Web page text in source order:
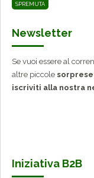
SPREMUTA
Newsletter
Se vuoi essere al
altre piccole
iscriviti alla nostra
Iniziativa B2B